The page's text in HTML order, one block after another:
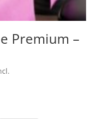
Premium –